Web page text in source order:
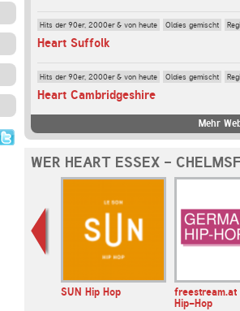
Hits der 90er, 2000er & von heute Oldies gemischt
Heart Suffolk
Hits der 90er, 2000er & von heute Oldies gemischt
Heart Cambridgeshire
Mehr
WER HEART ESSEX -
SUN Hip Hop
freestream.at
Hip-Hop